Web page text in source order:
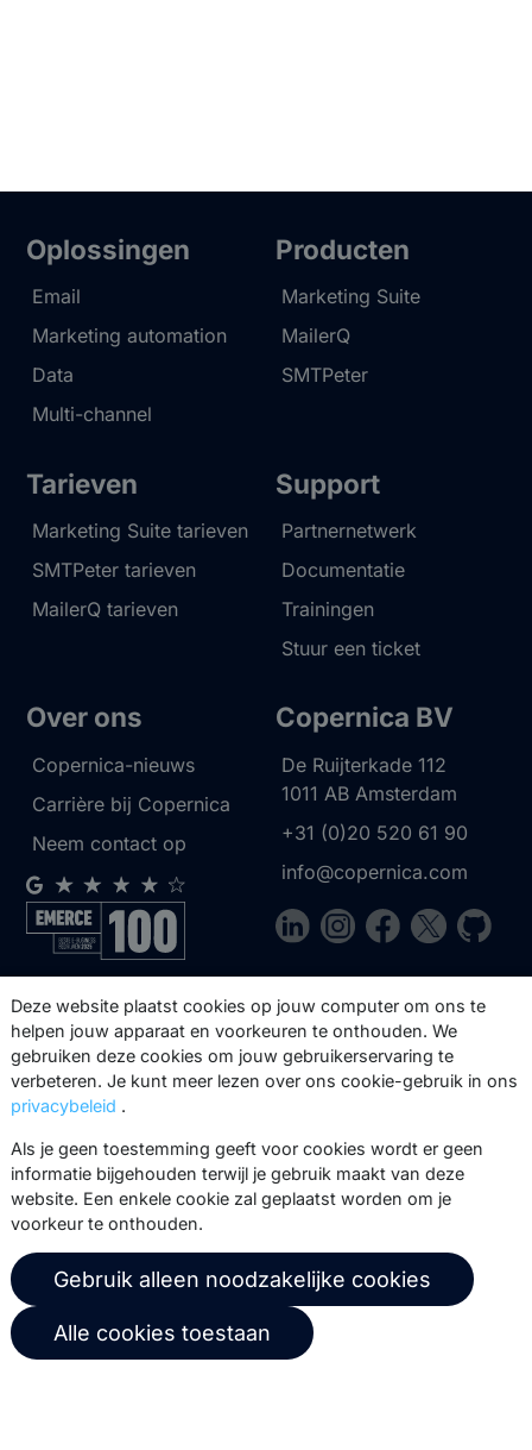
Oplossingen
Email
Marketing automation
Data
Multi-channel
Producten
Marketing Suite
MailerQ
SMTPeter
Tarieven
Marketing Suite tarieven
SMTPeter tarieven
MailerQ tarieven
Support
Partnernetwerk
Documentatie
Trainingen
Stuur een ticket
Over ons
Copernica-nieuws
Carrière bij Copernica
Neem contact op
Copernica BV
De Ruijterkade 112
1011 AB Amsterdam
+31 (0)20 520 61 90
info@copernica.com
Via onze nieuwsbrief blijf je op de
hoogte van onze product updates,
events, webinars, best practices en
whitepapers.
Abonneer
© 2026 Copernica B.V.
Algemene voorwaarden
Privacybeleid
Gebruikersovereenkomst
Deze website plaatst cookies op jouw computer om ons te
helpen jouw apparaat en voorkeuren te onthouden. We
gebruiken deze cookies om jouw gebruikerservaring te
verbeteren. Je kunt meer lezen over ons cookie-gebruik in ons
privacybeleid .
Als je geen toestemming geeft voor cookies wordt er geen
informatie bijgehouden terwijl je gebruik maakt van deze
website. Een enkele cookie zal geplaatst worden om je
voorkeur te onthouden.
Gebruik alleen noodzakelijke cookies
Alle cookies toestaan